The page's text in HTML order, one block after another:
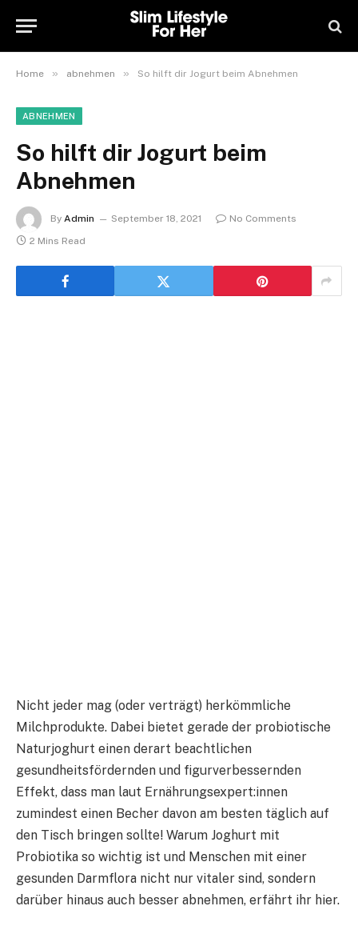
Home » abnehmen » So hilft dir Jogurt beim Abnehmen
ABNEHMEN
So hilft dir Jogurt beim
Abnehmen
By Admin September 18, 2021
No Comments
2 Mins Read
Nicht jeder mag (oder verträgt) herkömmliche
Milchprodukte. Dabei bietet gerade der probiotische
Naturjoghurt einen derart beachtlichen
gesundheitsfördernden und figurverbessernden
Effekt, dass man laut Ernährungsexpert:innen
zumindest einen Becher davon am besten täglich auf
den Tisch bringen sollte! Warum Joghurt mit
Probiotika so wichtig ist und Menschen mit einer
gesunden Darmflora nicht nur vitaler sind, sondern
darüber hinaus auch besser abnehmen, erfährt ihr hier.